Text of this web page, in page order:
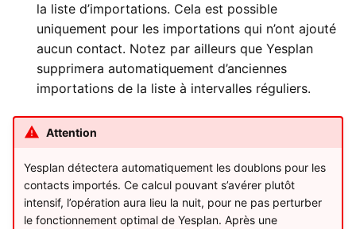
la liste d’importations. Cela est possible
uniquement pour les importations qui n’ont ajouté
aucun contact. Notez par ailleurs que Yesplan
supprimera automatiquement d’anciennes
importations de la liste à intervalles réguliers.
Attention
Yesplan détectera automatiquement les doublons pour les
contacts importés. Ce calcul pouvant s’avérer plutôt
intensif, l’opération aura lieu la nuit, pour ne pas perturber
le fonctionnement optimal de Yesplan. Après une